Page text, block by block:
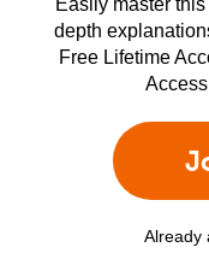
Easily master
depth
Free Lifetime
Already